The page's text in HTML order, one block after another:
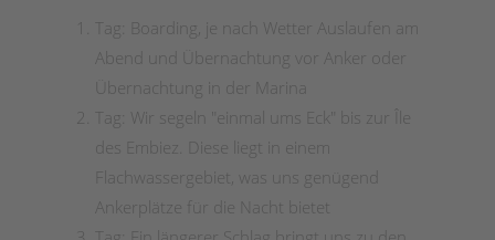
Tag: Boarding, je nach Wetter Auslaufen am
Abend und Übernachtung vor Anker oder
Übernachtung in der Marina
Tag: Wir segeln "einmal ums Eck" bis zur Île
des Embiez. Diese liegt in einem
Flachwassergebiet, was uns genügend
Ankerplätze für die Nacht bietet